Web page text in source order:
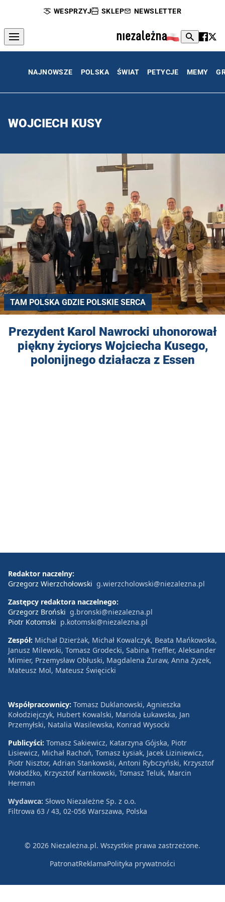
WESPRZYJ SKLEP NEWSLETTER
NAJNOWSZE POLSKA ŚWIAT PETYCJE MEMY
WOJCIECH KUSY
TAM POLSKA GDZIE POLSKIE SERCA
Prezydent Karol Nawrocki uhonorował
piękny życiorys Wojciecha Kusego,
polonijnego działacza z Essen
Redaktor naczelny:
Grzegorz Wierzchołowski g.wierzcholowski@niezalezna.pl
Zastępcy redaktora naczelnego:
Grzegorz Broński g.bronski@niezalezna.pl
Piotr Kotomski p.kotomski@niezalezna.pl
Zespół: Michał Dzierżak, Michał Kowalczyk, Beata Mańkowska,
Janusz Milewski, Tomasz Grodecki, Sabina Treffler, Aleksander
Mimier, Przemysław Obłuski, Magdalena Żuraw, Anna Zyzek,
Mateusz Mol, Mateusz Święcicki
Współpracownicy: Tomasz Duklanowski, Agnieszka
Kołodziejczyk, Hubert Kowalski, Mariola Łukawska, Jan
Przemyłski, Natalia Wasilewska, Konrad Wysocki
Publicyści: Tomasz Sakiewicz, Katarzyna Gójska, Piotr
Lisiewicz, Michał Rachoń, Tomasz Łysiak, Jacek Liziniewicz,
Piotr Nisztor, Adrian Stankowski, Antoni Rybczyński, Krzysztof
Wołodźko, Krzysztof Karnkowski, Tomasz Teluk, Marcin
Herman
Wydawca: Słowo Niezależne Sp. z o.o.
Filtrowa 63 / 43, 02-056 Warszawa, Polska
© 2026 Niezależna.pl. Wszystkie prawa zastrzeżone.
PatronatReklamaPolityka prywatności